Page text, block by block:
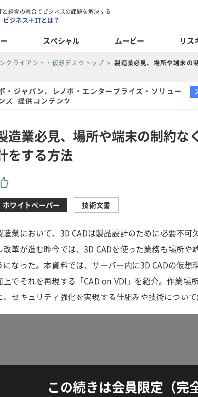
と経営の融合でビジネスの課題を解決する
ビジネス＋ITとは？
スペシャル ムービー リス
クライアント・仮想デスクトップ 製造業必見、場所や端末の
・ジャパン、レノボ・エンタープライズ・ソリュー
ズ 提供コンテンツ
造業必見、場所や端末の制約な
をする方法
ホワイトペーパー 技術文書
造業において、3D CADは製品設計のために必要不可
改革が進む昨今では、3D CADを使った業務も場所や
になった。本資料では、サーバー内に3D CADの仮想
上でそれを再現する「CAD on VDI」を紹介。作業場
、セキュリティ強化を実現する仕組みや技術について
この続きは会員限定（完